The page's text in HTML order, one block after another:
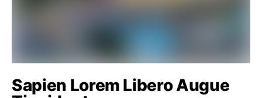
Sapien Lorem Libero Augue